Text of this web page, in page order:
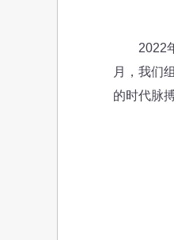
2022年
月，我们
的时代脉搏